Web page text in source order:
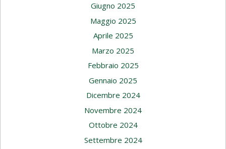
Giugno 2025
Maggio 2025
Aprile 2025
Marzo 2025
Febbraio 2025
Gennaio 2025
Dicembre 2024
Novembre 2024
Ottobre 2024
Settembre 2024